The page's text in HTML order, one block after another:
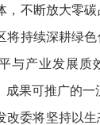
，不断放大零
将持续深耕绿
与产业发展质
成果可推广的一
改委将坚持以